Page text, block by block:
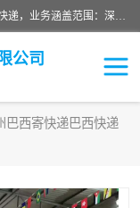
深圳市鑫飞速国际物流有限公司是一家从事深圳国际快递，业务涵盖范围：深圳DHL国际快递、深圳国际快递公司、深圳国际物流公司、深圳国际快递、深圳DHL国际快递电话可拨打全国服务热线：15019287411。欢迎各位亲来人来电到我司洽谈合作。
公司
巴西寄快递巴西快递
递